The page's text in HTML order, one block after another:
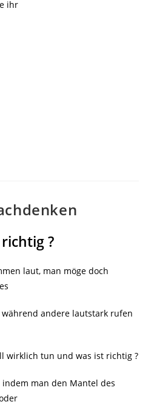
ihr
?
laut, man möge doch
während andere lautstark rufen
wirklich tun und was ist richtig ?
man den Mantel des